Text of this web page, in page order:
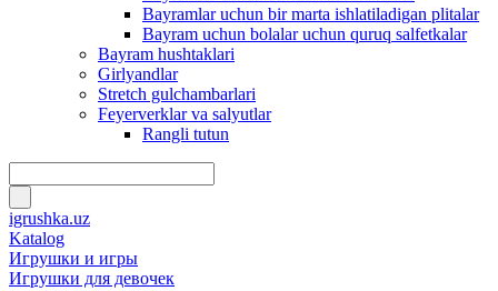
Bayramlar uchun bir marta ishlatiladigan plitalar
Bayram uchun bolalar uchun quruq salfetkalar
Bayram hushtaklari
Girlyandlar
Stretch gulchambarlari
Feyerverklar va salyutlar
Rangli tutun
igrushka.uz
Katalog
Игрушки и игры
Игрушки для девочек